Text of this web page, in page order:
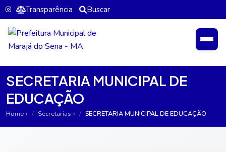
Transparência Buscar
SECRETARIA MUNICIPAL DE
EDUCAÇÃO
Home Secretarias SECRETARIA MUNICIPAL DE EDUCAÇÃO